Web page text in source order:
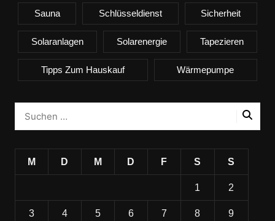
Sauna Schlüsseldienst Sicherheit
Solaranlagen Solarenergie Tapezieren
Tipps Zum Hauskauf Wärmepumpe
M D M D F S S
1 2
3 4 5 6 7 8 9